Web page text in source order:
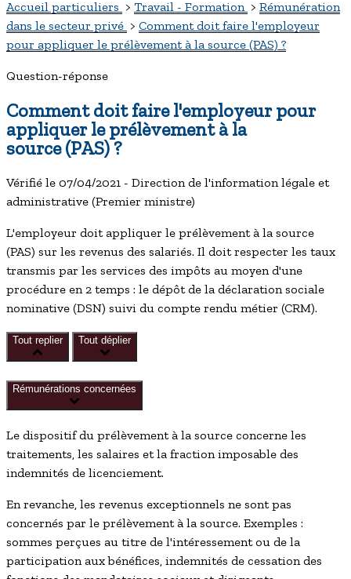
Accueil particuliers > Travail - Formation > Rémunération
dans le secteur privé > Comment doit faire l'employeur
pour appliquer le prélèvement à la source (PAS) ?
Question-réponse
Comment doit faire l'employeur pour
appliquer le prélèvement à la
source (PAS) ?
Vérifié le 07/04/2021 - Direction de l'information légale et
administrative (Premier ministre)
L'employeur doit appliquer le prélèvement à la source
(PAS) sur les revenus des salariés. Il doit respecter les taux
transmis par les services des impôts au moyen d'une
procédure en 2 temps : le dépôt de la déclaration sociale
nominative (DSN) suivi du compte rendu métier (CRM).
Tout replier Tout déplier
Rémunérations concernées
Le dispositif du prélèvement à la source concerne les
traitements, les salaires et la fraction imposable des
indemnités de licenciement.
En revanche, les revenus exceptionnels ne sont pas
concernés par le prélèvement à la source. Exemples :
sommes perçues au titre de l'intéressement ou de la
participation aux bénéfices, indemnités de cessation des